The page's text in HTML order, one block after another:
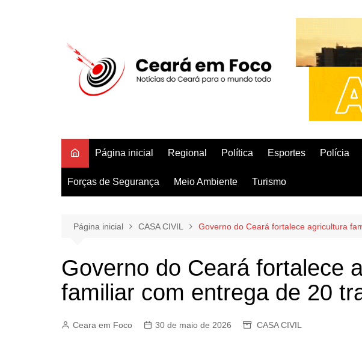
Página inicial Regional Política Esportes Polícia
Forças de Segurança Meio Ambiente Turismo
Página inicial CASA CIVIL Governo do Ceará fortalece agricultura
Governo do Ceará fortalece
familiar com entrega de 20
Ceara em Foco 30 de maio de 2026 CASA CIVIL